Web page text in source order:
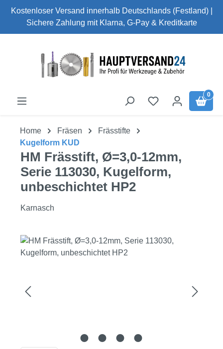
Zum Hauptinhalt springen
Kostenloser Versand innerhalb Deutschlands (Festland) |
Sichere Zahlung mit Klarna, G-Pay & Kreditkarte
0
Home Fräsen
Frässtifte
Kugelform KUD
HM Frässtift, Ø=3,0-12mm,
Serie 113030, Kugelform,
unbeschichtet HP2
Karnasch
Bildergalerie überspringen